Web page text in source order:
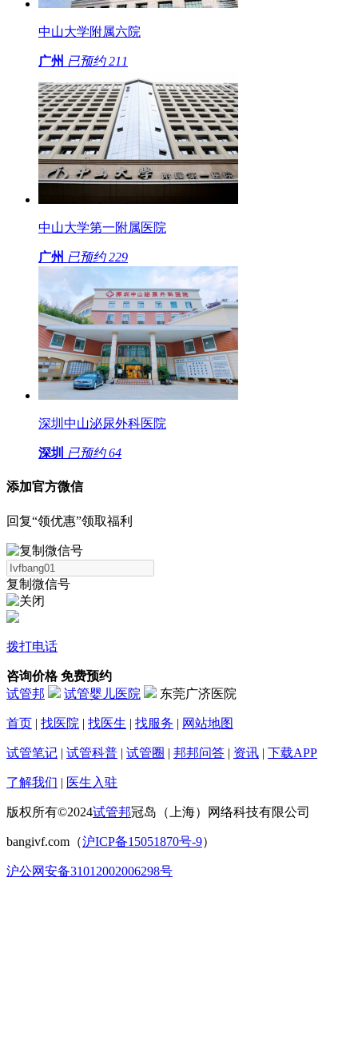
中山大学附属六院
广州 已预约 211
中山大学第一附属医院
广州 已预约 229
深圳中山泌尿外科医院
深圳 已预约 64
添加官方微信
回复“领优惠”领取福利
复制微信号
拨打电话
咨询价格 免费预约
试管邦
试管婴儿医院 东莞广济医院
首页 | 找医院 | 找医生 | 找服务 | 网站地图
试管笔记 | 试管科普 | 试管圈 | 邦邦问答 | 资讯 | 下载APP
了解我们 | 医生入驻
版权所有©2024试管邦冠岛（上海）网络科技有限公司
bangivf.com（沪ICP备15051870号-9）
沪公网安备31012002006298号